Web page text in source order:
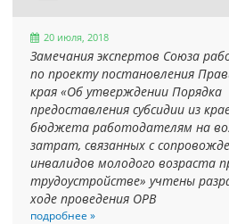
20 июля, 2018
Замечания экспертов Союза
по проекту постановления
края «Об утверждении Порядка
предоставления субсидии из
бюджета работодателям на
затрат, связанных с
инвалидов молодого возраста
трудоустройстве» учтены
ходе проведения ОРВ
подробнее »